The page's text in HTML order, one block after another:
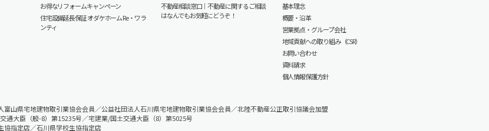
お得なリフォームキャンペーン
住宅設備延長保証 オダケホーム Re・ワラ
ンティ
不動産相談窓口｜不動産に関するご相談
はなんでもお気軽にどうぞ！
基本理念
概要・沿革
営業拠点・グループ会社
地域貢献への取り組み（CSR）
お問い合わせ
資料請求
個人情報保護方針
富山県宅地建物取引業協会会員／公益社団法人石川県宅地建物取引業協会会員／北陸不動産公正取引協議会加盟
通大臣（般-8）第15235号／宅建業/国土交通大臣（8）第5025号
協指定店／石川県学校生協指定店